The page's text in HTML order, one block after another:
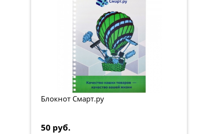
Блокнот Смарт.ру
50 руб.